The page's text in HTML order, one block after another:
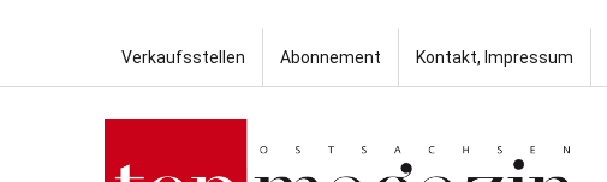
Verkaufsstellen Abonnement Kontakt, Impressum